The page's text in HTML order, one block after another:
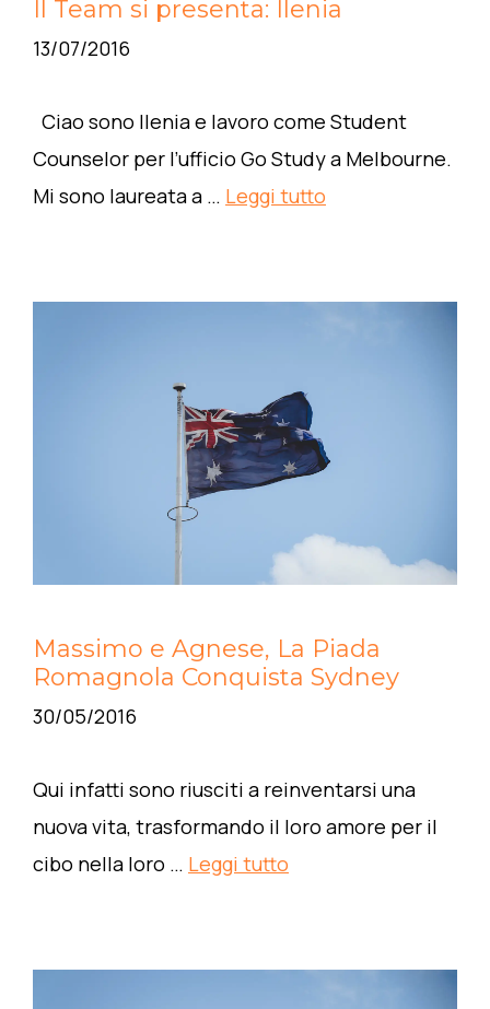
Il Team si presenta: Ilenia
13/07/2016
Ciao sono Ilenia e lavoro come Student
Counselor per l’ufficio Go Study a Melbourne.
Mi sono laureata a … Leggi tutto
Massimo e Agnese, La Piada
Romagnola Conquista Sydney
30/05/2016
Qui infatti sono riusciti a reinventarsi una
nuova vita, trasformando il loro amore per il
cibo nella loro … Leggi tutto